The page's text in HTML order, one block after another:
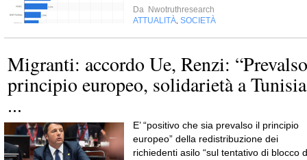
Da Nwotruthresearch
ATTUALITÀ SOCIETÀ
Migranti: accordo Ue, Renzi: “Prevalso
principio europeo, solidarietà a Tunisia
...
E’ “positivo che sia prevalso il principio
europeo” della redistribuzione dei
richiedenti asilo “sul tentativo di blocco